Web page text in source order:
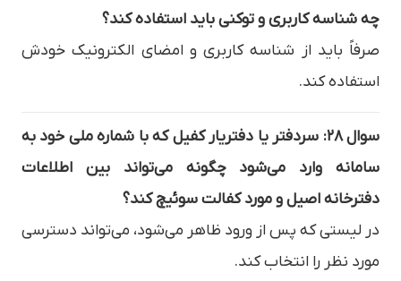
چه شناسه کاربری و توکنی باید استفاده کند؟
صرفاً باید از شناسه کاربری و امضای الکترونیک خودش
استفاده کند.
سوال ۲۸: سردفتر یا دفتریار کفیل که با شماره ملی خود به
سامانه وارد می‌شود چگونه می‌تواند بین اطلاعات
دفترخانه اصیل و مورد کفالت سوئیچ کند؟
در لیستی که پس از ورود ظاهر می‌شود، می‌تواند دسترسی
مورد نظر را انتخاب کند.